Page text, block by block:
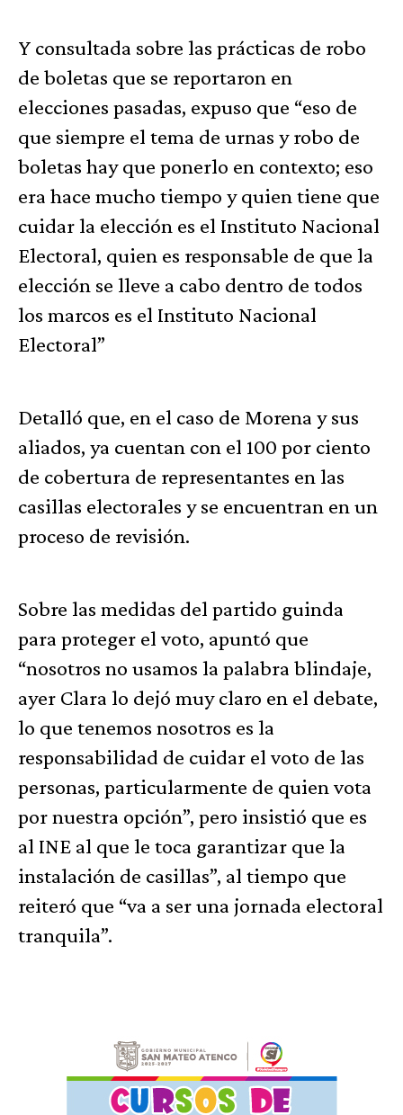
Y consultada sobre las prácticas de robo
de boletas que se reportaron en
elecciones pasadas, expuso que “eso de
que siempre el tema de urnas y robo de
boletas hay que ponerlo en contexto; eso
era hace mucho tiempo y quien tiene que
cuidar la elección es el Instituto Nacional
Electoral, quien es responsable de que la
elección se lleve a cabo dentro de todos
los marcos es el Instituto Nacional
Electoral”
Detalló que, en el caso de Morena y sus
aliados, ya cuentan con el 100 por ciento
de cobertura de representantes en las
casillas electorales y se encuentran en un
proceso de revisión.
Sobre las medidas del partido guinda
para proteger el voto, apuntó que
“nosotros no usamos la palabra blindaje,
ayer Clara lo dejó muy claro en el debate,
lo que tenemos nosotros es la
responsabilidad de cuidar el voto de las
personas, particularmente de quien vota
por nuestra opción”, pero insistió que es
al INE al que le toca garantizar que la
instalación de casillas”, al tiempo que
reiteró que “va a ser una jornada electoral
tranquila”.